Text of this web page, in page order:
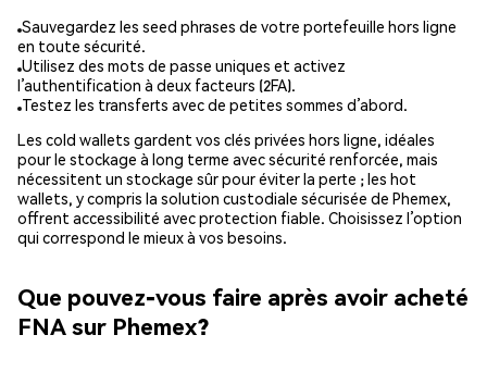
Sauvegardez les seed phrases de votre portefeuille hors ligne
en toute sécurité.
Utilisez des mots de passe uniques et activez
l’authentification à deux facteurs (2FA).
Testez les transferts avec de petites sommes d’abord.
Les cold wallets gardent vos clés privées hors ligne, idéales
pour le stockage à long terme avec sécurité renforcée, mais
nécessitent un stockage sûr pour éviter la perte ; les hot
wallets, y compris la solution custodiale sécurisée de Phemex,
offrent accessibilité avec protection fiable. Choisissez l’option
qui correspond le mieux à vos besoins.
Que pouvez-vous faire après avoir acheté
FNA sur Phemex?